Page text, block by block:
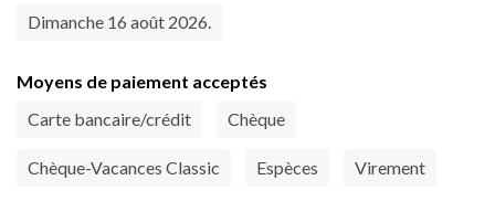
Dimanche 16 août 2026.
Moyens de paiement acceptés
Carte bancaire/crédit
Chèque
Chèque-Vacances Classic Espèces Virement